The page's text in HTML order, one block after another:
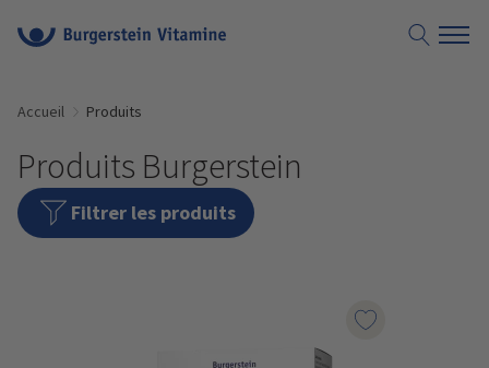
Accueil Produits
Produits Burgerstein
Filtrer les produits
Marqueur le